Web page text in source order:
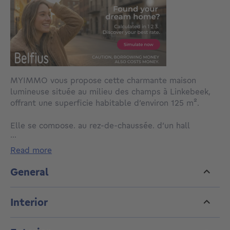
MYIMMO vous propose cette charmante maison
lumineuse située au milieu des champs à Linkebeek,
offrant une superficie habitable d’environ 125 m².
Elle se compose, au rez-de-chaussée, d’un hall
d’entrée, d’une superbe cuisine ouverte entièrement
équipée (installée en 2024) d’environ 16 m², d’un
que d’une salle à manger aménagée dans une véranda
Au premier étage, vous trouverez une chambre de ±
13 m² avec dressing de +/-4 m², ainsi qu’une seconde
chambre de ± 14 m² disposant de sa propre salle de
...
read more
General
Interior